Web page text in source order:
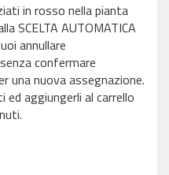
in rosso nella pianta
SCELTA AUTOMATICA
annullare
confermare
una nuova assegnazione.
aggiungerli al carrello